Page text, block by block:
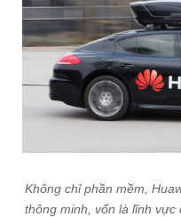
Không chỉ phần mềm,
thông minh, vốn là lĩnh